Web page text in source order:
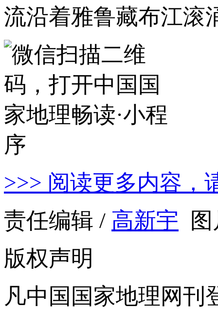
流沿着雅鲁藏布江滚
>>> 阅读更多内容，
责任编辑 / 高新宇
版权声明
凡中国国家地理网刊